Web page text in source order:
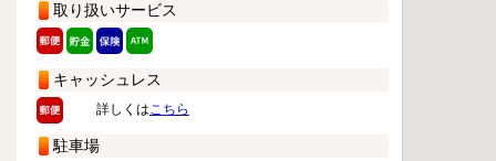
取り扱いサービス
キャッシュレス
詳しくはこちら
駐車場